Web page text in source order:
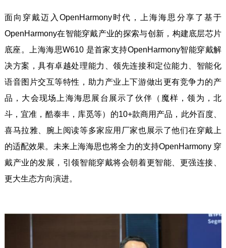
面向穿戴迈入OpenHarmony时代，上海海思分享了基于
OpenHarmony在智能穿戴产业的探索与创新，构建底层芯片
底座。上海海思W610 是首家支持OpenHarmony智能穿戴解
决方案，具有卓越处理能力、领先连接和定位能力、智能化
语音图片交互等特性，助力产业上下游做出更有竞争力的产
品，大会现场上海海思展台展示了伙伴（魔样，领为，北
斗，宜准，酷泰丰，库觅等）的10+款商用产品，此外百度、
喜马拉雅、腕上阅读等多家应用厂家也展示了他们在穿戴上
的适配效果。未来上海海思也将全力的支持OpenHarmony 穿
戴产业的发展，引领智能穿戴将会朝着更智能、更强连接、
更大生态方向演进。